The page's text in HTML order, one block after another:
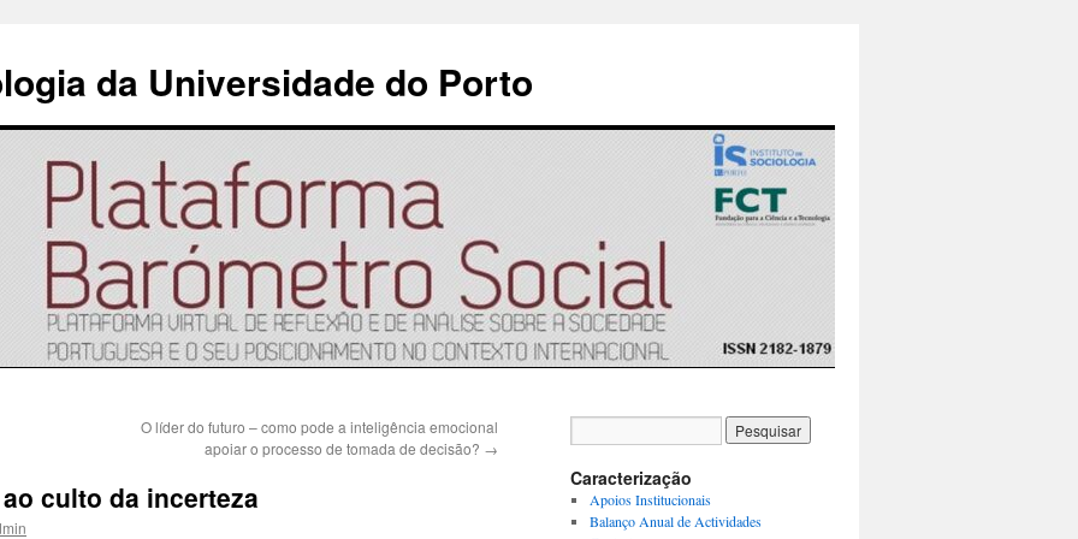
da Universidade do Porto
O líder do futuro – como pode a inteligência emocional
apoiar o processo de tomada de decisão? →
culto da incerteza
Caracterização
Apoios Institucionais
Balanço Anual de Actividades